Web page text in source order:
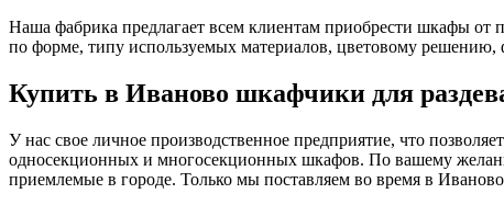
Наша фабрика предлагает всем клиентам приобрести шкафы от
по форме, типу используемых материалов, цветовому
Купить в Иваново шкафчики для
У нас свое личное производственное предприятие, что
односекционных и многосекционных шкафов. По вашему
приемлемые в городе. Только мы поставляем во время в